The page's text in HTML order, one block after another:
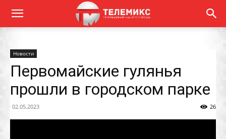
Новости
Первомайские гулянья
прошли в городском парке
02.05.2023 26